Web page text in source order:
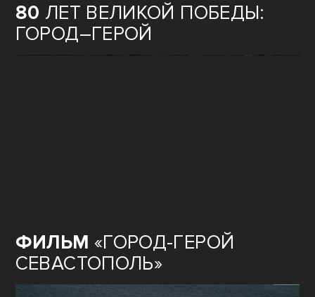
80 ЛЕТ ВЕЛИКОЙ ПОБЕДЫ:
ГОРОД–ГЕРОЙ
ФИЛЬМ «ГОРОД-ГЕРОЙ
СЕВАСТОПОЛЬ»